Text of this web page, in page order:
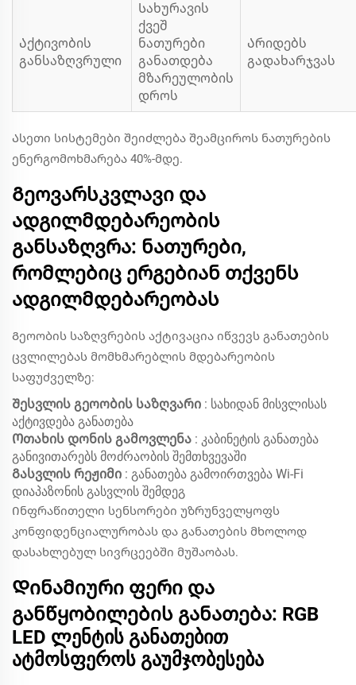
Აქტივობის
განსაზღვრული
Სახურავის
ქვეშ
ნათურები
განათდება
მზარეულობის
დროს
Არიდებს
გადახარჯვას
Ასეთი სისტემები შეიძლება შეამციროს ნათურების
ენერგომოხმარება 40%-მდე.
Გეოვარსკვლავი და
ადგილმდებარეობის
განსაზღვრა: ნათურები,
რომლებიც ერგებიან თქვენს
ადგილმდებარეობას
Გეოობის საზღვრების აქტივაცია იწვევს განათების
ცვლილებას მომხმარებლის მდებარეობის
საფუძველზე:
Შესვლის გეოობის საზღვარი : სახიდან მისვლისას
აქტივდება განათება
Ოთახის დონის გამოვლენა : კაბინეტის განათება
განივითარებს მოძრაობის შემთხვევაში
Გასვლის რეჟიმი : განათება გამოირთვება Wi-Fi
დიაპაზონის გასვლის შემდეგ
Ინფრაწითელი სენსორები უზრუნველყოფს
კონფიდენციალურობას და განათების მხოლოდ
დასახლებულ სივრცეებში მუშაობას.
Დინამიური ფერი და
განწყობილების განათება: RGB
LED ლენტის განათებით
ატმოსფეროს გაუმჯობესება